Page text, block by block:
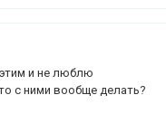
и не люблю
с ними вообще делать?